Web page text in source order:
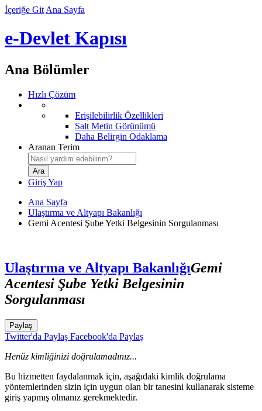
İçeriğe Git Ana Sayfa
e-Devlet Kapısı
Ana Bölümler
Hızlı Çözüm
Erişilebilirlik Özellikleri
Salt Metin Görünümü
Daha Belirgin Odaklama
Aranan Terim
Giriş Yap
Ana Sayfa
Ulaştırma ve Altyapı Bakanlığı
Gemi Acentesi Şube Yetki Belgesinin Sorgulanması
Ulaştırma ve Altyapı BakanlığıGemi
Acentesi Şube Yetki Belgesinin
Sorgulanması
Paylaş
Twitter'da Paylaş Facebook'da Paylaş
Henüz kimliğinizi doğrulamadınız...
Bu hizmetten faydalanmak için, aşağıdaki kimlik doğrulama
yöntemlerinden sizin için uygun olan bir tanesini kullanarak sisteme
giriş yapmış olmanız gerekmektedir.